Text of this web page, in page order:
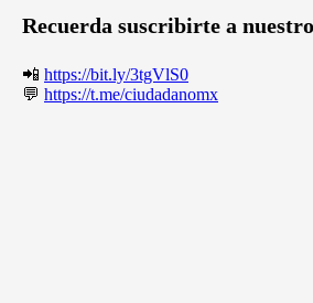
Recuerda suscribirte a
📲 https://bit.ly/3tgVlS0
💬 https://t.me/ciudadanomx